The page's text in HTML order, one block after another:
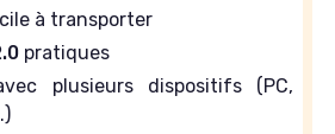
à transporter
pratiques
plusieurs dispositifs (PC,